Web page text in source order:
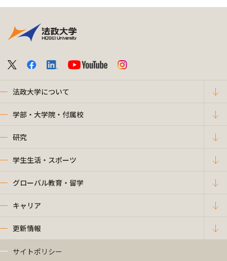
法政大学について
学部・大学院・付属校
研究
学生生活・スポーツ
グローバル教育・留学
キャリア
更新情報
サイトポリシー